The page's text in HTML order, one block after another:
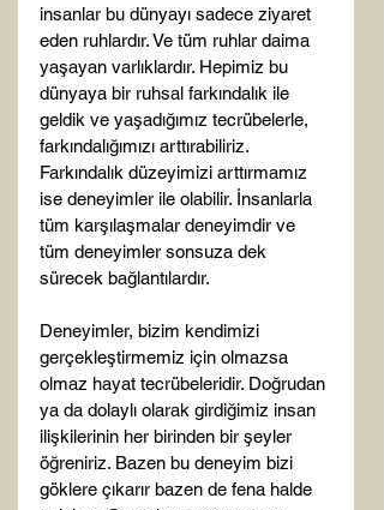
insanlar bu dünyayı sadece ziyaret
eden ruhlardır. Ve tüm ruhlar daima
yaşayan varlıklardır. Hepimiz bu
dünyaya bir ruhsal farkındalık ile
geldik ve yaşadığımız tecrübelerle,
farkındalığımızı arttırabiliriz.
Farkındalık düzeyimizi arttırmamız
ise deneyimler ile olabilir. İnsanlarla
tüm karşılaşmalar deneyimdir ve
tüm deneyimler sonsuza dek
sürecek bağlantılardır.
Deneyimler, bizim kendimizi
gerçekleştirmemiz için olmazsa
olmaz hayat tecrübeleridir. Doğrudan
ya da dolaylı olarak girdiğimiz insan
ilişkilerinin her birinden bir şeyler
öğreniriz. Bazen bu deneyim bizi
göklere çıkarır bazen de fena halde